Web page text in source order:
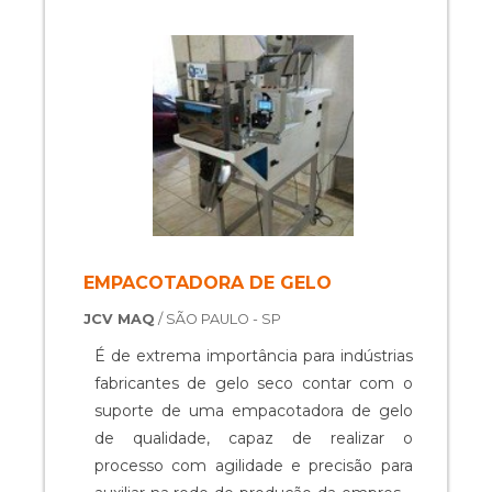
EMPACOTADORA DE GELO
JCV MAQ / SÃO PAULO - SP
É de extrema importância para indústrias
fabricantes de gelo seco contar com o
suporte de uma empacotadora de gelo
de qualidade, capaz de realizar o
processo com agilidade e precisão para